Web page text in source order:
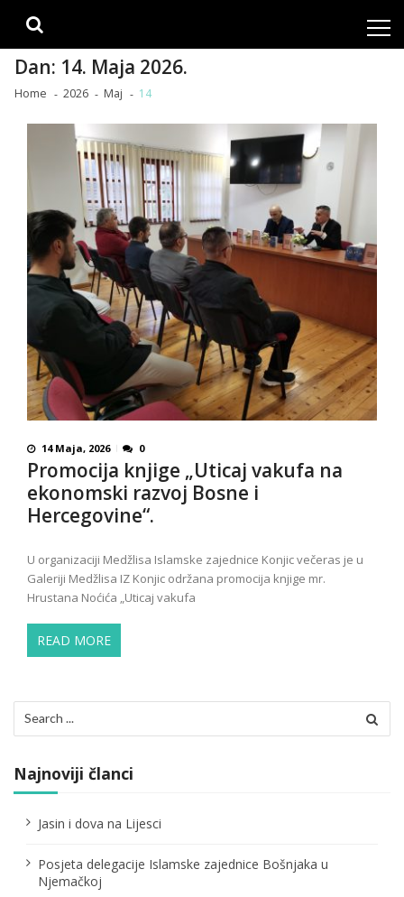
Dan: 14. Maja 2026.
Home 2026 Maj 14
14 Maja, 2026 0
Promocija knjige „Uticaj vakufa na
ekonomski razvoj Bosne i
Hercegovine“.
U organizaciji Medžlisa Islamske zajednice Konjic večeras je u
Galeriji Medžlisa IZ Konjic održana promocija knjige mr.
Hrustana Noćića „Uticaj vakufa
READ MORE
for:
Najnoviji članci
Jasin i dova na Lijesci
Posjeta delegacije Islamske zajednice Bošnjaka u
Njemačkoj